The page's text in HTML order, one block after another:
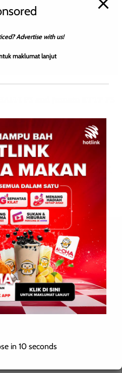
– Datuk Jifrin Hj Mohamad, 57,
Permanent Secretary of the
[…]
Required fields are
Advertise with us!
maklumat lanjut
in 10 seconds